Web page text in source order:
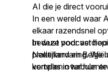
AI die je direct
In een wereld waar
elkaar razendsnel
bewust voor
praktijkervaring. We
kompas in
In deze podcast
Nederland en België
vertellen over hun